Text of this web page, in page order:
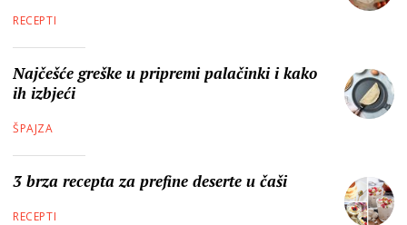
RECEPTI
Najčešće greške u pripremi palačinki i kako
ih izbjeći
ŠPAJZA
3 brza recepta za prefine deserte u čaši
RECEPTI